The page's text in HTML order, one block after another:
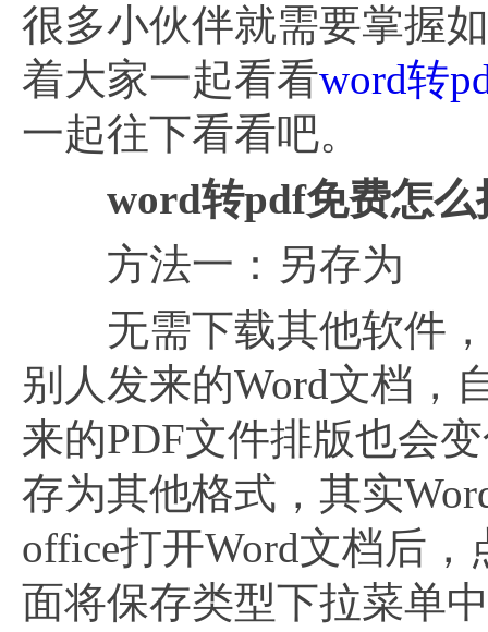
很多小伙伴就需要掌握
着大家一起看看word转
一起往下看看吧。
word转pdf免费怎么
方法一：另存为
无需下载其他软件，
别人发来的Word文档，
来的PDF文件排版也会
存为其他格式，其实
office打开Word文档后
面将保存类型下拉菜单